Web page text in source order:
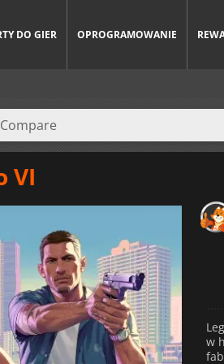
DO GIER OPROGRAMOWANIE
VI
w